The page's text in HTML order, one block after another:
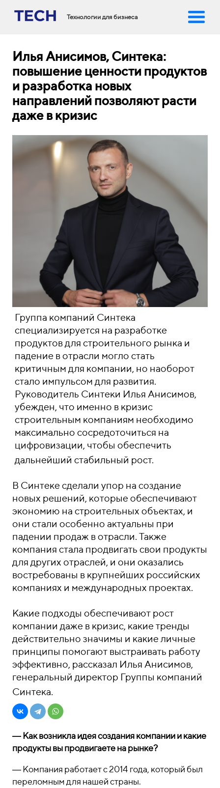
Технологии для бизнеса
Илья Анисимов, Синтека:
повышение ценности продуктов
и разработка новых
направлений позволяют расти
даже в кризис
Группа компаний Синтека
специализируется на разработке
продуктов для строительного рынка и
падение в отрасли могло стать
критичным для компании, но наоборот
стало импульсом для развития.
Руководитель Синтеки Илья Анисимов,
убежден, что именно в кризис
строительным компаниям необходимо
максимально сосредоточиться на
цифровизации, чтобы обеспечить
дальнейший стабильный рост.
В Синтеке сделали упор на создание
новых решений, которые обеспечивают
экономию на строительных объектах, и
они стали особенно актуальны при
падении продаж в отрасли. Также
компания стала продвигать свои продукты
для других отраслей, и они оказались
востребованы в крупнейших российских
компаниях и международных проектах.
Какие подходы обеспечивают рост
компании даже в кризис, какие тренды
действительно значимы и какие личные
принципы помогают выстраивать работу
эффективно, рассказал Илья Анисимов,
генеральный директор Группы компаний
Синтека.
― Как возникла идея создания компании и какие
продукты вы продвигаете на рынке?
― Компания работает с 2014 года, который был
переломным для нашей страны.